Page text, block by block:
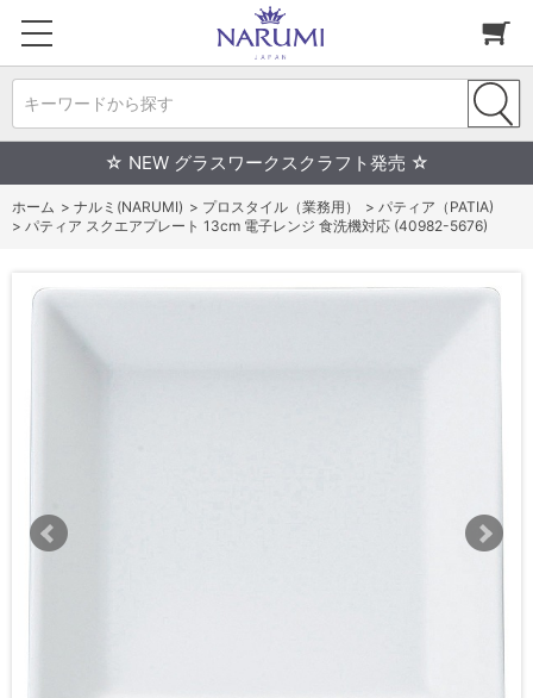
キーワードから探す
☆ NEW グラスワークスクラフト発売 ☆
ホーム > ナルミ(NARUMI) > プロスタイル（業務用） > パティア（PATIA)
> パティア スクエアプレート 13cm 電子レンジ 食洗機対応 (40982-5676)